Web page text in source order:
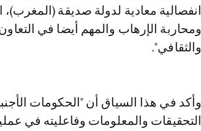
انفصالية معادية لدولة صديقة
ومحاربة الإرهاب والمهم أيضا في
والثقافي".
وأكد في هذا السياق أن "الحكومات
التحقيقات والمعلومات وفاعليته في